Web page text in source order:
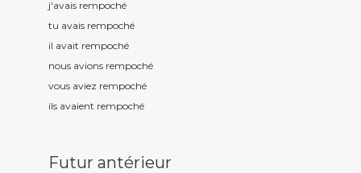
j'avais rempoché
tu avais rempoché
il avait rempoché
nous avions rempoché
vous aviez rempoché
ils avaient rempoché
Futur antérieur